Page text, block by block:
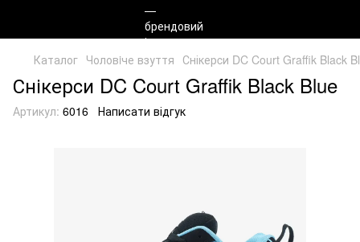
Каталог Чоловiче взуття Снікерcи DC Court Graffik Black
Снікерcи DC Court Graffik Black Blue
Артикул: 6016 Написати відгук